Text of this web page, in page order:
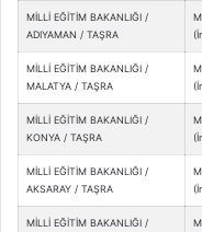
MİLLİ EĞİTİM BAKANLIĞI /
ADIYAMAN / TAŞRA
MİLLİ EĞİTİM BAKANLIĞI /
MALATYA / TAŞRA
MİLLİ EĞİTİM BAKANLIĞI /
KONYA / TAŞRA
MİLLİ EĞİTİM BAKANLIĞI /
AKSARAY / TAŞRA
MİLLİ EĞİTİM BAKANLIĞI /